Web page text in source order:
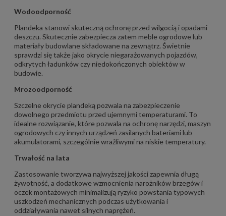
Wodoodporność
Plandeka stanowi skuteczną ochronę przed wilgocią i opadami
deszczu. Skutecznie zabezpiecza zatem meble ogrodowe lub
materiały budowlane składowane na zewnątrz. Świetnie
sprawdzi się także jako okrycie niegarażowanych pojazdów,
odkrytych ładunków czy niedokończonych obiektów w
budowie.
Mrozoodporność
Szczelne okrycie plandeką pozwala na zabezpieczenie
dowolnego przedmiotu przed ujemnymi temperaturami. To
idealne rozwiązanie, które pozwala na ochronę narzędzi, maszyn
ogrodowych czy innych urządzeń zasilanych bateriami lub
akumulatorami, szczególnie wrażliwymi na niskie temperatury.
Trwałość na lata
Zastosowanie tworzywa najwyższej jakości zapewnia długą
żywotność, a dodatkowe wzmocnienia narożników brzegów i
oczek montażowych minimalizują ryzyko powstania typowych
uszkodzeń mechanicznych podczas użytkowania i
oddziaływania nawet silnych naprężeń.